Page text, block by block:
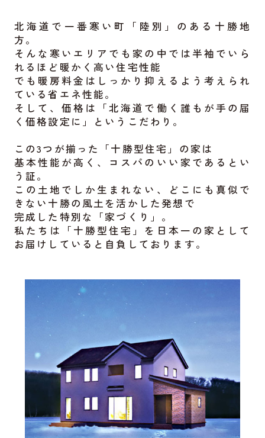
北海道で一番寒い町「陸別」のある十勝地
方。
そんな寒いエリアでも家の中では半袖でいら
れるほど暖かく高い住宅性能
でも暖房料金はしっかり抑えるよう考えられ
ている省エネ性能。
そして、価格は「北海道で働く誰もが手の届
く価格設定に」というこだわり。
この3つが揃った「十勝型住宅」の家は
基本性能が高く、コスパのいい家であるとい
う証。
この土地でしか生まれない、どこにも真似で
きない十勝の風土を活かした発想で
完成した特別な「家づくり」。
私たちは「十勝型住宅」を日本一の家として
お届けしていると自負しております。